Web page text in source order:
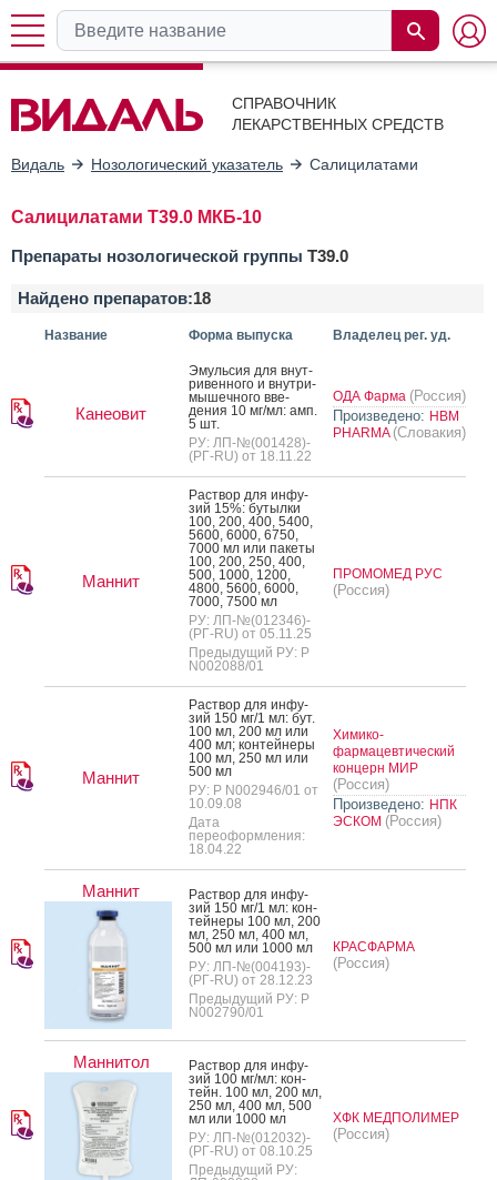
СПРАВОЧНИК
ЛЕКАРСТВЕННЫХ СРЕДСТВ
Видаль Нозологический указатель Салицилатами
Салицилатами T39.0 МКБ-10
Препараты нозологической группы T39.0
Найдено препаратов:18
Название Форма выпуска Владелец рег. уд.
Канеовит
Эмуль­сия для внут­
ри­вен­но­го и внут­ри­
мышеч­но­го вве­
дения 10 мг/мл: амп.
5 шт.
РУ: ЛП-№(001428)-
(РГ-RU) от 18.11.22
ОДА Фарма (Россия)
Произведено: HBM
PHARMA (Словакия)
Маннит
Рас­твор для ин­фу­
зий 15%: бу­тыл­ки
100, 200, 400, 5400,
5600, 6000, 6750,
7000 мл или па­кеты
100, 200, 250, 400,
500, 1000, 1200,
4800, 5600, 6000,
7000, 7500 мл
РУ: ЛП-№(012346)-
(РГ-RU) от 05.11.25
Предыдущий РУ: Р
N002088/01
ПРОМОМЕД РУС
(Россия)
Маннит
Рас­твор для ин­фу­
зий 150 мг/1 мл: бут.
100 мл, 200 мл или
400 мл; кон­тей­не­ры
100 мл, 250 мл или
500 мл
РУ: Р N002946/01 от
10.09.08
Дата
переоформления:
18.04.22
Химико-
фармацевтический
концерн МИР
(Россия)
Произведено: НПК
ЭСКОМ (Россия)
Маннит
Рас­твор для ин­фу­
зий 150 мг/1 мл: кон­
тей­не­ры 100 мл, 200
мл, 250 мл, 400 мл,
500 мл или 1000 мл
РУ: ЛП-№(004193)-
(РГ-RU) от 28.12.23
Предыдущий РУ: Р
N002790/01
КРАСФАРМА
(Россия)
Маннитол
Рас­твор для ин­фу­
зий 100 мг/мл: кон­
тейн. 100 мл, 200 мл,
250 мл, 400 мл, 500
мл или 1000 мл
РУ: ЛП-№(012032)-
(РГ-RU) от 08.10.25
Предыдущий РУ:
ХФК МЕДПОЛИМЕР
(Россия)